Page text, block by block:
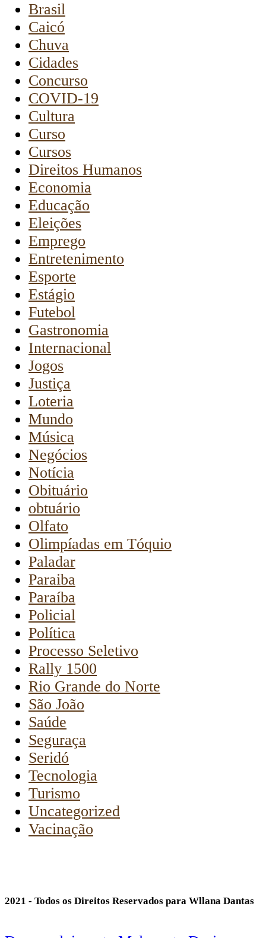
Brasil
Caicó
Chuva
Cidades
Concurso
COVID-19
Cultura
Curso
Cursos
Direitos Humanos
Economia
Educação
Eleições
Emprego
Entretenimento
Esporte
Estágio
Futebol
Gastronomia
Internacional
Jogos
Justiça
Loteria
Mundo
Música
Negócios
Notícia
Obituário
obtuário
Olfato
Olimpíadas em Tóquio
Paladar
Paraiba
Paraíba
Policial
Política
Processo Seletivo
Rally 1500
Rio Grande do Norte
São João
Saúde
Seguraça
Seridó
Tecnologia
Turismo
Uncategorized
Vacinação
2021 - Todos os Direitos Reservados para Wllana Dantas